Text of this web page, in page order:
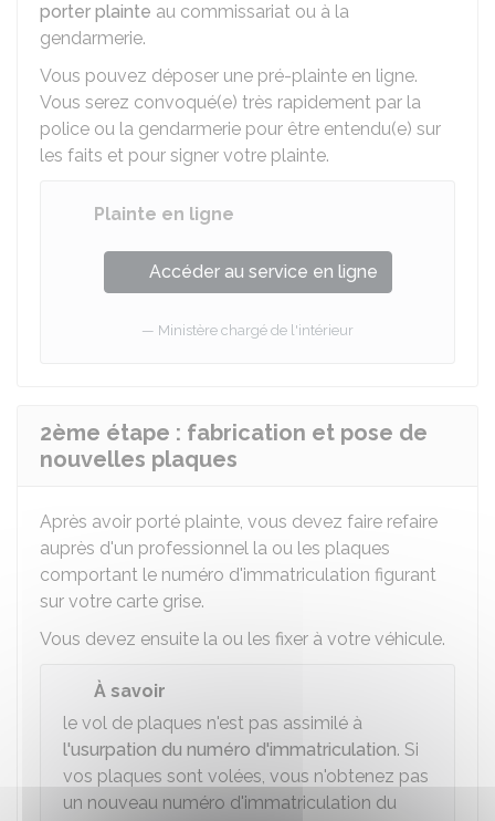
porter plainte au commissariat ou à la
gendarmerie.
Vous pouvez déposer une pré-plainte en ligne.
Vous serez convoqué(e) très rapidement par la
police ou la gendarmerie pour être entendu(e) sur
les faits et pour signer votre plainte.
Plainte en ligne
Accéder au service en ligne
Ministère chargé de l'intérieur
2ème étape : fabrication et pose de
nouvelles plaques
Après avoir porté plainte, vous devez faire refaire
auprès d'un professionnel la ou les plaques
comportant le numéro d'immatriculation figurant
sur votre carte grise.
Vous devez ensuite la ou les fixer à votre véhicule.
À savoir
le vol de plaques n'est pas assimilé à
l'usurpation du numéro d'immatriculation. Si
vos plaques sont volées, vous n'obtenez pas
un nouveau numéro d'immatriculation du